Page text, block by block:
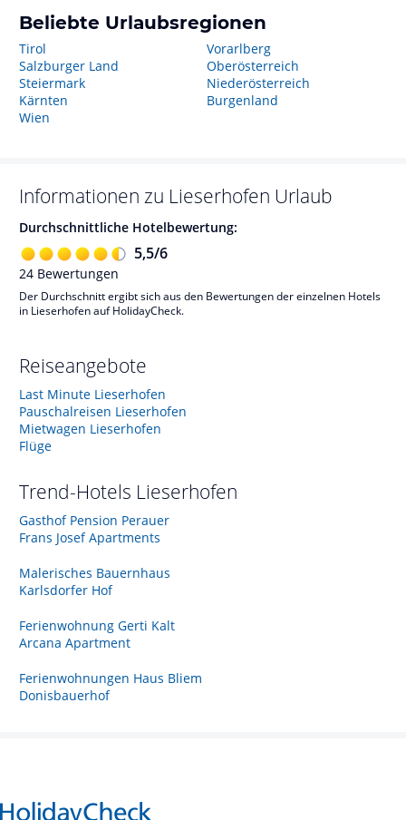
Beliebte Urlaubsregionen
Tirol
Salzburger Land
Steiermark
Kärnten
Wien
Vorarlberg
Oberösterreich
Niederösterreich
Burgenland
Informationen zu Lieserhofen Urlaub
Durchschnittliche Hotelbewertung:
5,5/6
24 Bewertungen
Der Durchschnitt ergibt sich aus den Bewertungen der einzelnen Hotels
in Lieserhofen auf HolidayCheck.
Reiseangebote
Last Minute Lieserhofen
Pauschalreisen Lieserhofen
Mietwagen Lieserhofen
Flüge
Trend-Hotels Lieserhofen
Gasthof Pension Perauer
Frans Josef Apartments
Malerisches Bauernhaus
Karlsdorfer Hof
Ferienwohnung Gerti Kalt
Arcana Apartment
Ferienwohnungen Haus Bliem
Donisbauerhof